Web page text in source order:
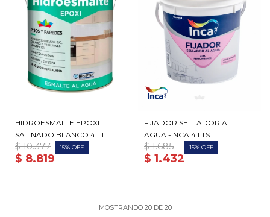
HIDROESMALTE EPOXI
SATINADO BLANCO 4 LT
$ 8.819
$ 10.377 15
FIJADOR SELLADOR AL
AGUA -INCA 4 LTS.
$ 1.432
$ 1.685 15
MOSTRANDO 20DE 20